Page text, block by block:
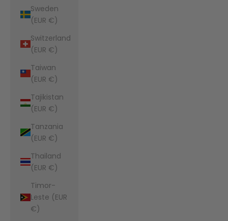
Sweden
(EUR €)
Switzerland
(EUR €)
Taiwan
(EUR €)
Tajikistan
(EUR €)
Tanzania
(EUR €)
Thailand
(EUR €)
Timor-
Leste (EUR
€)